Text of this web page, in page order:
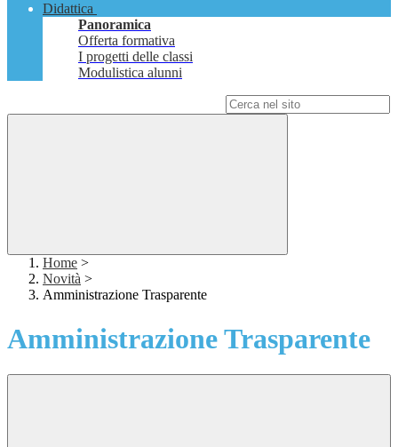
Didattica
Panoramica
Offerta formativa
I progetti delle classi
Modulistica alunni
Home >
Novità >
Amministrazione Trasparente
Amministrazione Trasparente